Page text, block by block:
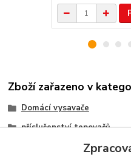
Zboží zařazeno v
Domácí vysavače
příslušenství tepovačů
příslušenství vysavačů